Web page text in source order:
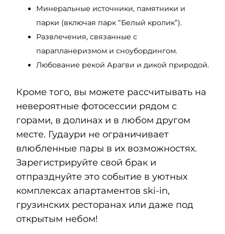
Минеральные источники, памятники и
парки (включая парк “Белый кролик”).
Развлечения, связанные с
парапланеризмом и сноубордингом.
Любование рекой Арагви и дикой природой.
Кроме того, вы можете рассчитывать на
невероятные фотосессии рядом с
горами, в долинах и в любом другом
месте. Гудаури не ограничивает
влюбленные пары в их возможностях.
Зарегистрируйте свой брак и
отпразднуйте это событие в уютных
комплексах апартаментов ski-in,
грузинских ресторанах или даже под
открытым небом!